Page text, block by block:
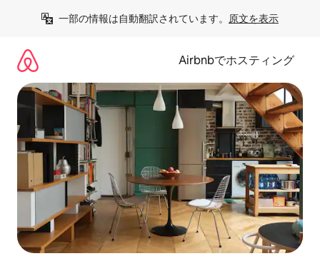
一部の情報は自動翻訳されています。 原文を表示
Airbnbでホスティング